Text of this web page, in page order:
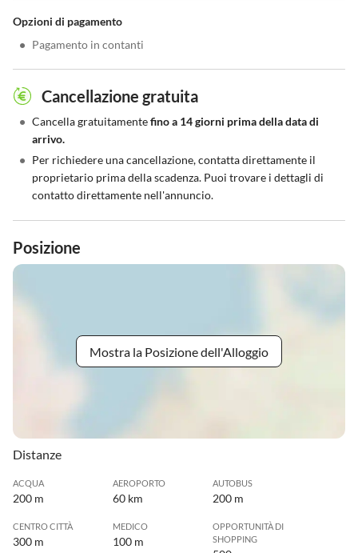
Opzioni di pagamento
• Pagamento in contanti
Cancellazione gratuita
• Cancella gratuitamentefino a 14 giorni prima della data di
arrivo.
• Per richiedere una cancellazione, contatta direttamente il
proprietario prima della scadenza. Puoi trovare i dettagli di
contatto direttamente nell'annuncio.
Posizione
Mostra la Posizione dell'Alloggio
Distanze
ACQUA
200 m
AEROPORTO
60 km
AUTOBUS
200 m
CENTRO CITTÀ
300 m
MEDICO
100 m
OPPORTUNITÀ DI
SHOPPING